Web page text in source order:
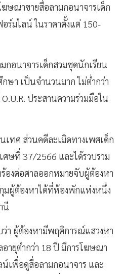
ษณาขายสื่อลามกอนาจารเด็ก
ร์มไลน์ ในราคาตั้งแต่ 150-
อนาจารเด็กสวมชุดนักเรียน
ษา เป็นจำนวนมาก ไม่ต่ำกว่า
ประสานความร่วมมือใน
เทศ ส่วนคดีละเมิดทางเพศเด็ก
ษที่ 37/2566 และได้รวบรวม
องต่อศาลออกหมายจับผู้ต้องหา
มผู้ต้องหาได้ที่ห้องพักแห่งหนึ่ง
นี
ว่า ผู้ต้องหามีพฤติการณ์แสวงหา
ายุต่ำกว่า 18 ปี มีการโฆษณา
เพื่อดูสื่อลามกอนาจาร และ